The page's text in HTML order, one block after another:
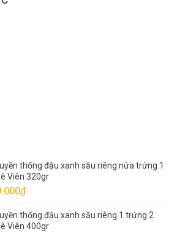
thống đậu xanh sầu riêng nửa trứng 1
Viên 320gr
₫Giá
tại
là:
thống đậu xanh sầu riêng 1 trứng 2
Viên 400gr